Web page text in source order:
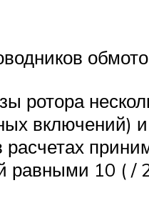
ротора
включений)
равными 10 (